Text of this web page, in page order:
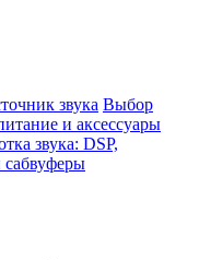
звука Выбор
и аксессуары
звука: DSP,
сабвуферы